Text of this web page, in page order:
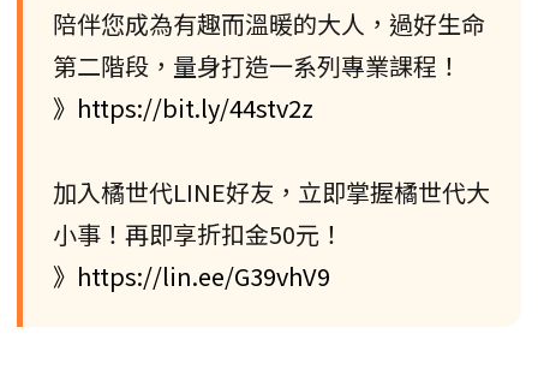
陪伴您成為有趣而溫暖的大人，過好生命
第二階段，量身打造一系列專業課程！
》https://bit.ly/44stv2z
加入橘世代LINE好友，立即掌握橘世代大
小事！再即享折扣金50元！
》https://lin.ee/G39vhV9